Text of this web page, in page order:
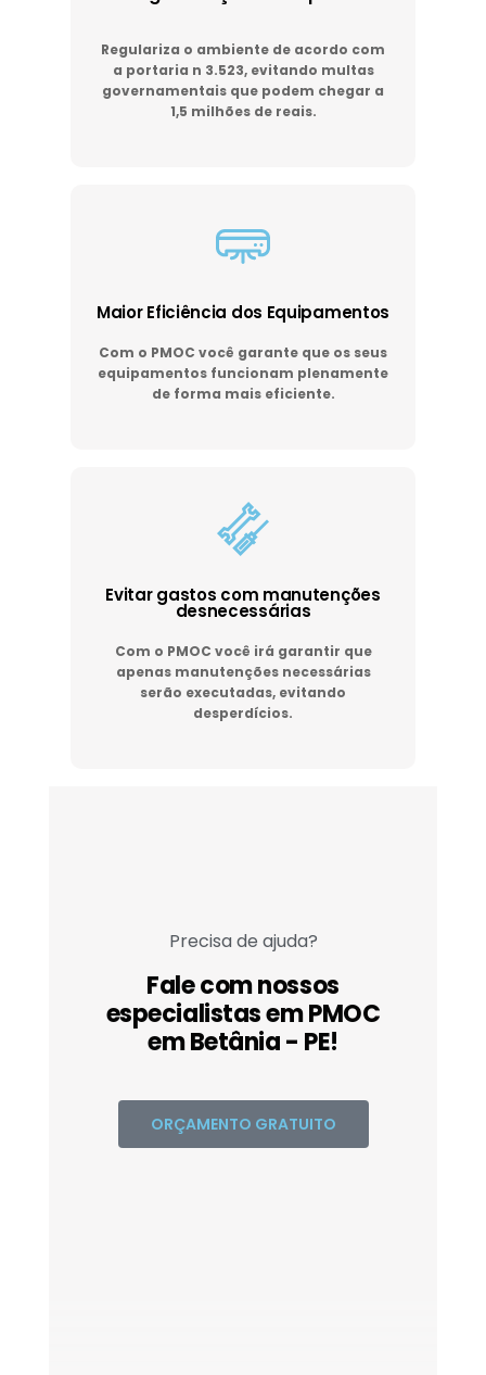
Regulariza o ambiente de acordo com
a portaria n 3.523, evitando multas
governamentais que podem chegar a
1,5 milhões de reais.
Maior Eficiência dos Equipamentos
Com o PMOC você garante que os seus
equipamentos funcionam plenamente
de forma mais eficiente.
Evitar gastos com manutenções
desnecessárias
Com o PMOC você irá garantir que
apenas manutenções necessárias
serão executadas, evitando
desperdícios.
Precisa de ajuda?
Fale com nossos
especialistas em PMOC
em Betânia - PE!
ORÇAMENTO GRATUITO